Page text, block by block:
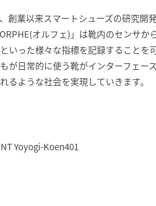
創業以来スマートシューズの研究開
オルフェ)」は靴内のセンサか
いった様々な指標を記録することを
が日常的に使う靴がインターフェー
るような社会を実現していきます。
Yoyogi-Koen401